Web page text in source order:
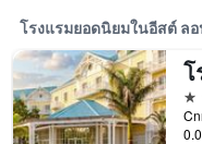
โรงแรมยอดนิยมในอีสต์ ล
4